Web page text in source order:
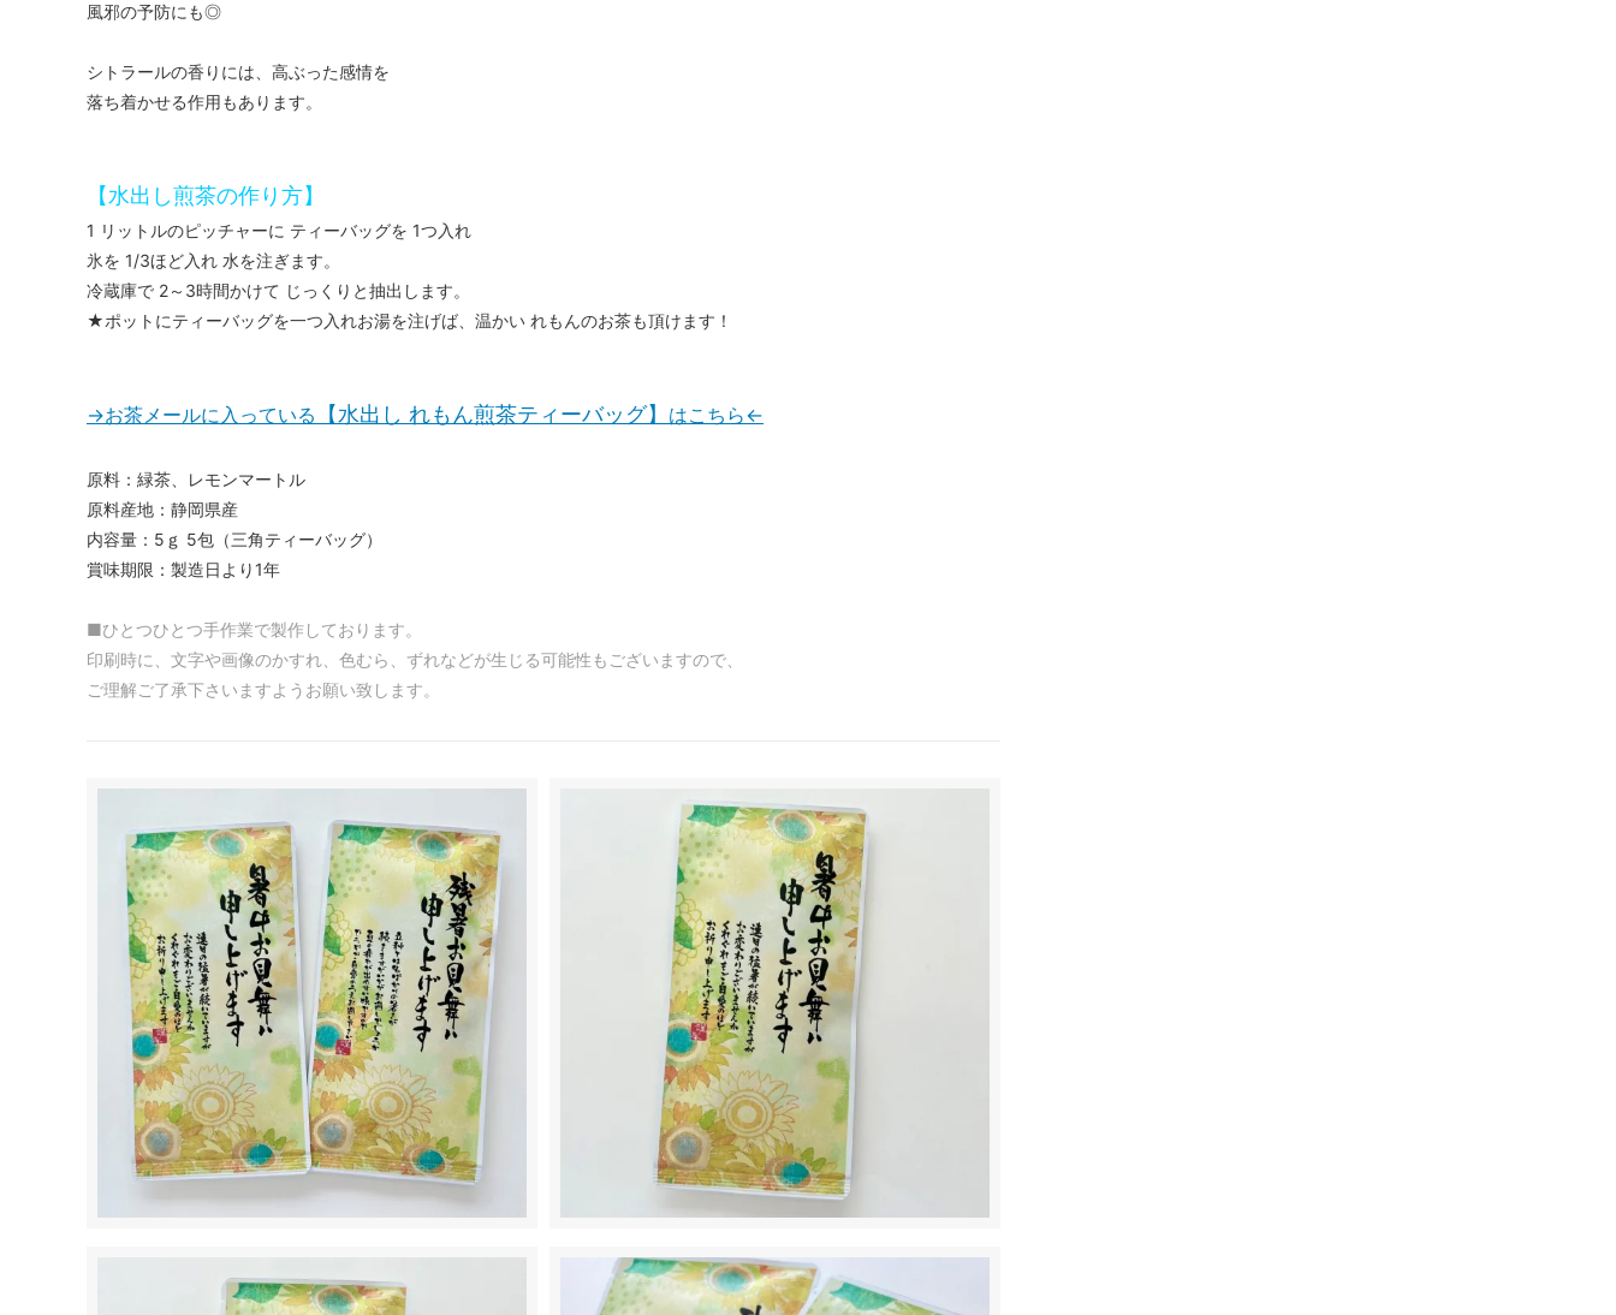
風邪の予防にも◎
シトラールの香りには、高ぶった感情を
落ち着かせる作用もあります。
【水出し煎茶の作り方】
1 リットルのピッチャーに ティーバッグを 1つ入れ
氷を 1/3ほど入れ 水を注ぎます。
冷蔵庫で 2～3時間かけて じっくりと抽出します。
★ポットにティーバッグを一つ入れお湯を注げば、温かい れもんのお茶も頂けます！
→お茶メールに入っている 【水出し れもん煎茶ティーバッグ】 はこちら←
原料：緑茶、レモンマートル
原料産地：静岡県産
内容量：5ｇ 5包（三角ティーバッグ）
賞味期限：製造日より1年
■ひとつひとつ手作業で製作しております。
印刷時に、文字や画像のかすれ、色むら、ずれなどが生じる可能性もございますので、
ご理解ご了承下さいますようお願い致します。